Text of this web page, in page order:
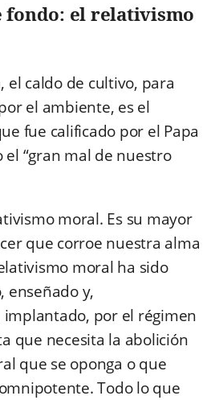
fondo: el relativismo
el caldo de cultivo, para
el ambiente, es el
fue calificado por el Papa
el “gran mal de nuestro
moral. Es su mayor
que corroe nuestra alma
moral ha sido
enseñado y,
por el régimen
que necesita la abolición
que se oponga o que
Todo lo que